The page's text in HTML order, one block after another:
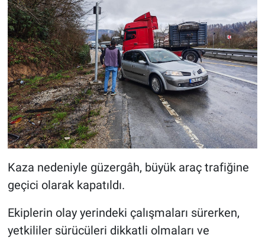
Kaza nedeniyle güzergâh, büyük araç trafiğine
geçici olarak kapatıldı.
Ekiplerin olay yerindeki çalışmaları sürerken,
yetkililer sürücüleri dikkatli olmaları ve